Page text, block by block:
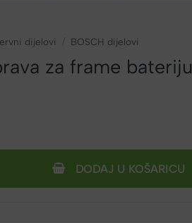
dijelovi BOSCH dijelovi
za frame bateriju
DODAJ U KOŠARICU